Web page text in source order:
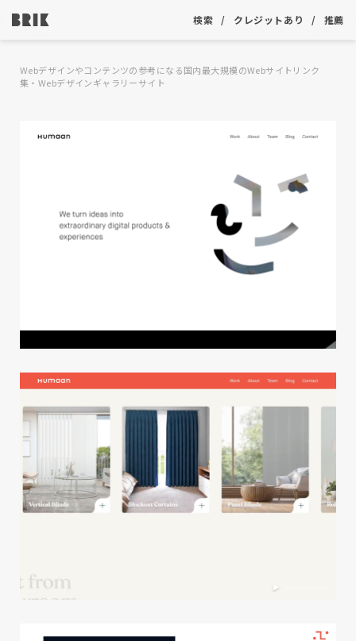
検索 クレジットあり 推薦
Webデザインやコンテンツの参考になる国内最大規模のWebサイトリンク
集・Webデザインギャラリーサイト